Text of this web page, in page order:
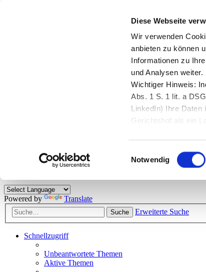
Diese Webseite
Wir verwenden
anbieten zu können
Informationen zu
und Analysen
Wichtiger Hinweis:
Abs. 1 S. 1 lit. a
LinkedIn) Ihre Daten
Gerichtshof als ein
Einwilligungsauswahl
Notwendig
Herzlich willkommen!
Kunden viele nützliche Hilfestellungen und interessante
Powered by Translate
Suche Erweiterte Suche
Schnellzugriff
Unbeantwortete Themen
Aktive Themen